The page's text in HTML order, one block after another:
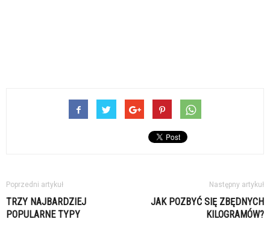
Poprzedni artykuł
TRZY NAJBARDZIEJ
POPULARNE TYPY
Następny artykuł
JAK POZBYĆ SIĘ ZBĘDNYCH
KILOGRAMÓW?